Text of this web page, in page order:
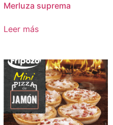
Merluza suprema
Leer más